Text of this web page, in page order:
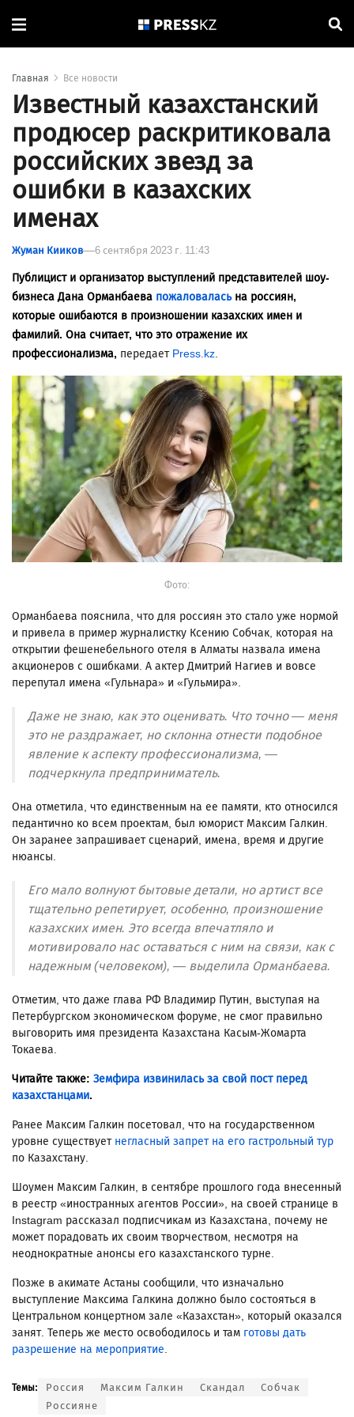
Главная Все новости
Известный казахстанский
продюсер раскритиковала
российских звезд за
ошибки в казахских
именах
Жуман Кииков 6 сентября 2023 г. 11:43
Публицист и организатор выступлений представителей шоу-
бизнеса Дана Орманбаева пожаловаласьна россиян,
которые ошибаются в произношении казахских имен и
фамилий. Она считает, что это отражение их
профессионализма, передает Press.kz.
Фото:
Орманбаева пояснила, что для россиян это стало уже нормой
и привела в пример журналистку Ксению Собчак, которая на
открытии фешенебельного отеля в Алматы назвала имена
акционеров с ошибками. А актер Дмитрий Нагиев и вовсе
перепутал имена «Гульнара» и «Гульмира».
Даже не знаю, как это оценивать. Что точно — меня
это не раздражает, но склонна отнести подобное
явление к аспекту профессионализма, —
подчеркнула предприниматель.
Она отметила, что единственным на ее памяти, кто относился
педантично ко всем проектам, был юморист Максим Галкин.
Он заранее запрашивает сценарий, имена, время и другие
нюансы.
Его мало волнуют бытовые детали, но артист все
тщательно репетирует, особенно, произношение
казахских имен. Это всегда впечатляло и
мотивировало нас оставаться с ним на связи, как с
надежным (человеком), — выделила Орманбаева.
Отметим, что даже глава РФ Владимир Путин, выступая на
Петербургском экономическом форуме, не смог правильно
выговорить имя президента Казахстана Касым-Жомарта
Токаева.
Читайте также: Земфира извинилась за свой пост перед
казахстанцами.
Ранее Максим Галкин посетовал, что на государственном
уровне существует негласный запрет на его гастрольный тур
по Казахстану.
Шоумен Максим Галкин, в сентябре прошлого года внесенный
в реестр «иностранных агентов России», на своей странице в
Instagram рассказал подписчикам из Казахстана, почему не
может порадовать их своим творчеством, несмотря на
неоднократные анонсы его казахстанского турне.
Позже в акимате Астаны сообщили, что изначально
выступление Максима Галкина должно было состояться в
Центральном концертном зале «Казахстан», который оказался
занят. Теперь же место освободилось и там готовы дать
разрешение на мероприятие.
Темы: Россия Максим Галкин Скандал
Собчак
Россияне